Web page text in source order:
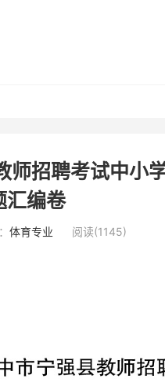
招聘考试中小
汇编卷
体育专业 阅读(1145)